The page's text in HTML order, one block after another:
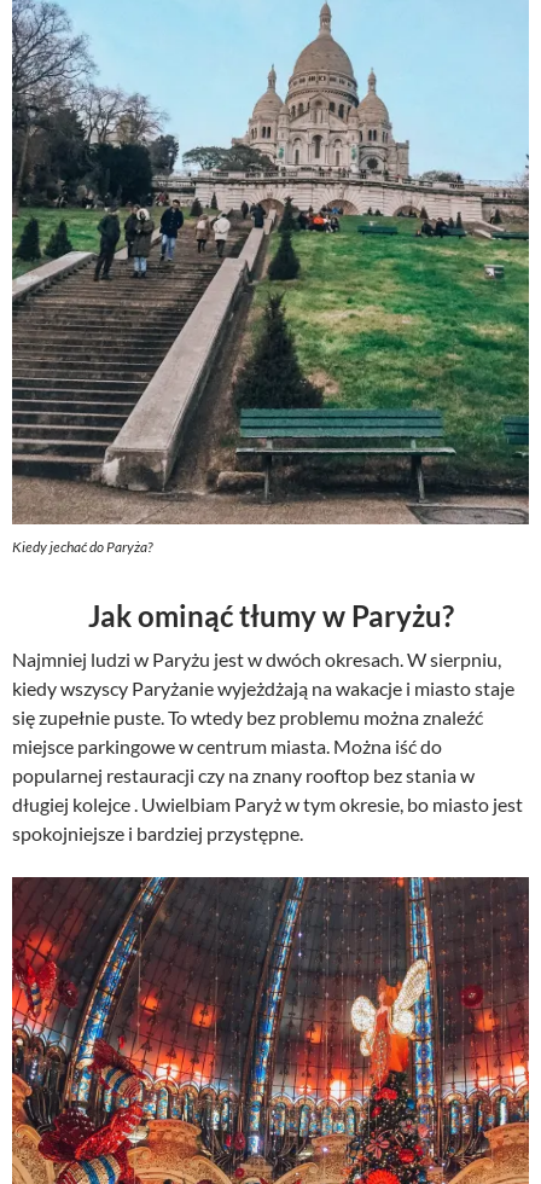
Kiedy jechać do Paryża?
Jak ominąć tłumy w Paryżu?
Najmniej ludzi w Paryżu jest w dwóch okresach. W sierpniu,
kiedy wszyscy Paryżanie wyjeżdżają na wakacje i miasto staje
się zupełnie puste. To wtedy bez problemu można znaleźć
miejsce parkingowe w centrum miasta. Można iść do
popularnej restauracji czy na znany rooftop bez stania w
długiej kolejce . Uwielbiam Paryż w tym okresie, bo miasto jest
spokojniejsze i bardziej przystępne.